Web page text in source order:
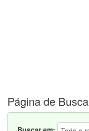
Página de Busca